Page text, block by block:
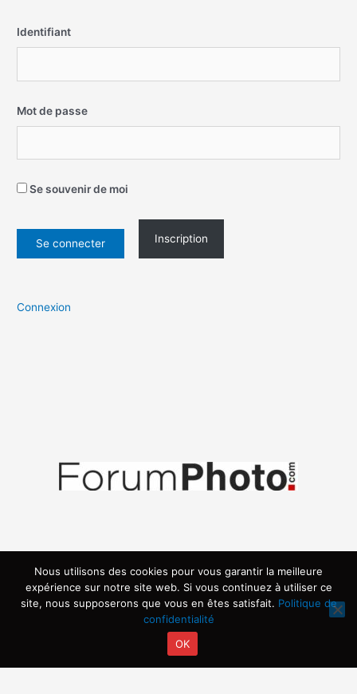
Identifiant
Mot de passe
Se souvenir de moi
Inscription
Connexion
Copyright © 2026 | Propulsé par ARVIA
Nous utilisons des cookies pour vous garantir la meilleure
expérience sur notre site web. Si vous continuez à utiliser ce
site, nous supposerons que vous en êtes satisfait. Politique de
confidentialité
OK